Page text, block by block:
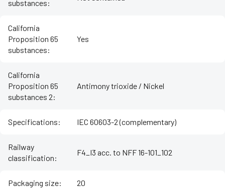
substances:
California
Proposition 65
substances:
Yes
California
Proposition 65
substances 2:
Antimony trioxide / Nickel
Specifications: IEC 60603-2 (complementary)
Railway
classification:
F4_I3 acc. to NFF 16-101_102
Packaging size: 20